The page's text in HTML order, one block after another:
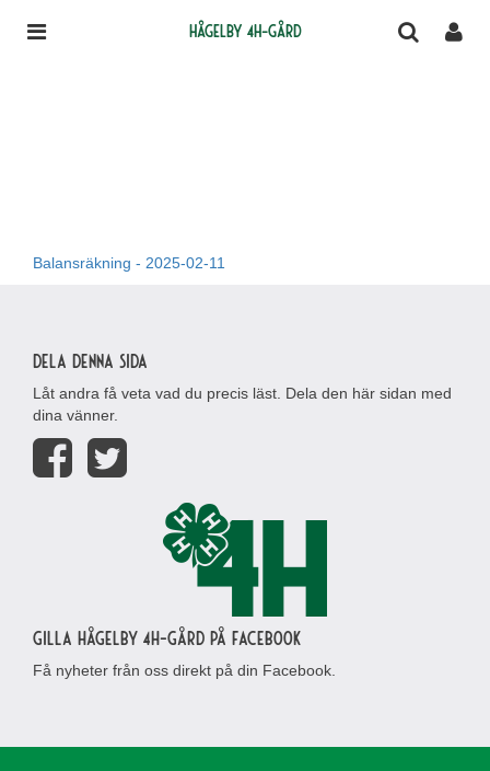
Hågelby 4H-gård
Balansräkning - 2025-02-11
Dela denna sida
Låt andra få veta vad du precis läst. Dela den här sidan med
dina vänner.
Gilla Hågelby 4H-gård på Facebook
Få nyheter från oss direkt på din Facebook.